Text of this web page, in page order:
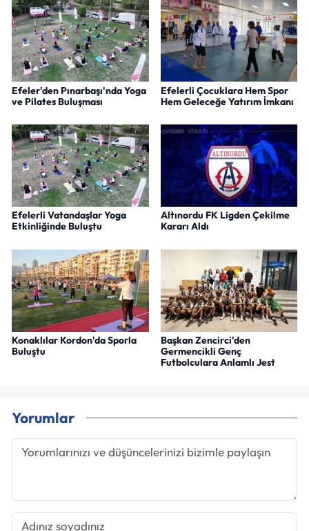
Efeler'den Pınarbaşı'nda Yoga
ve Pilates Buluşması
Efelerli Çocuklara Hem Spor
Hem Geleceğe Yatırım İmkanı
Efelerli Vatandaşlar Yoga
Etkinliğinde Buluştu
Altınordu FK Ligden Çekilme
Kararı Aldı
Konaklılar Kordon'da Sporla
Buluştu
Başkan Zencirci'den
Germencikli Genç
Futbolculara Anlamlı Jest
Yorumlar